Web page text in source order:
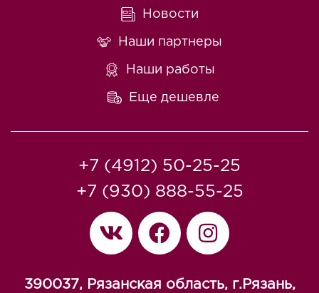
Новости
Наши партнеры
Наши работы
Еще дешевле
+7 (4912) 50-25-25
+7 (930) 888-55-25
390037, Рязанская область, г.Рязань,